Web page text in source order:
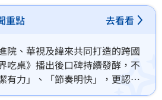
重點 去看看
院、華視及緯來共同打造的跨國
吃桌》播出後口碑持續發酵，不
有力」、「節奏明快」，更認為
的框架，不只是美食節目，更透